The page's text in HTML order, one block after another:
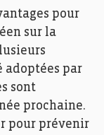
pour
sur la
par
sont
prochaine.
pour prévenir